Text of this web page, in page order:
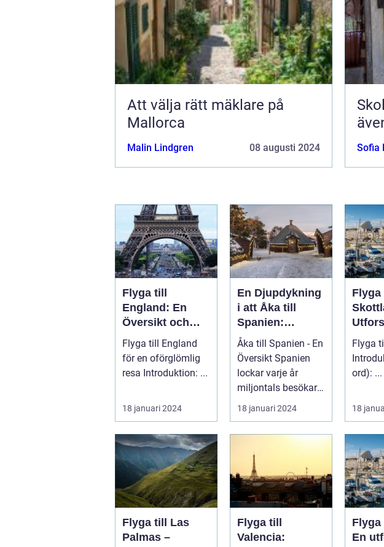
Att välja rätt mäklare på
Mallorca
Malin Lindgren 08 augusti 2024 Sofia
Flyga till
England: En
Översikt och
Presentation av
Resmöjligheter
Flyga till England
för en oförglömlig
resa Introduktion: ...
18 januari 2024
En Djupdykning
i att Åka till
Spanien:
Utforska det
Mångfacetterade
Spanien
Åka till Spanien - En
Översikt Spanien
lockar varje år
miljontals besökare
med sina
fantastiska str...
18 januari 2024
Flyga
landet
Flyga
ord): ...
18
Flyga till Las
Palmas –
Flyga till
Valencia:
En